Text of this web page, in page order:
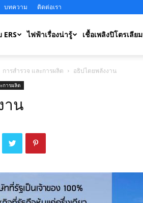
บทความ ติดต่อเรา
ERS ไฟฟ้าเรื่องน่ารู้ เชื้อเพลิงปิโตรเลียม
การสำรวจ และการผลิต อธิปไตยพลังงาน
การผลิต
าน